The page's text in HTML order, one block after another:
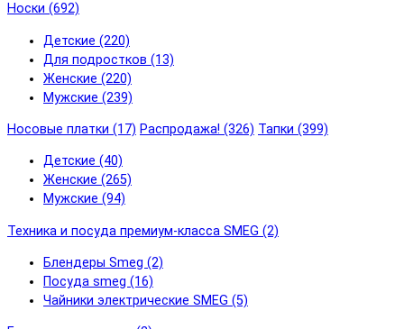
Носки (692)
Детские (220)
Для подростков (13)
Женские (220)
Мужские (239)
Носовые платки (17) Распродажа! (326) Тапки (399)
Детские (40)
Женские (265)
Мужские (94)
Техника и посуда премиум-класса SMEG (2)
Блендеры Smeg (2)
Посуда smeg (16)
Чайники электрические SMEG (5)